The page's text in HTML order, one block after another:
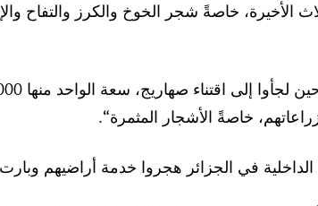
الأخيرة، خاصةً شجر الخوخ والكرز والتفاح
في الجزائر هجروا خدمة أراضيهم